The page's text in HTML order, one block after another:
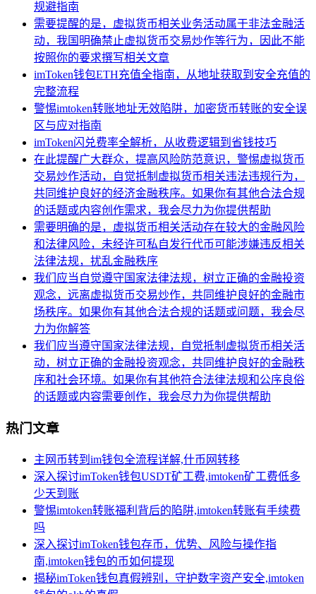
规避指南
需要提醒的是，虚拟货币相关业务活动属于非法金融活
动，我国明确禁止虚拟货币交易炒作等行为，因此不能
按照你的要求撰写相关文章
imToken钱包ETH充值全指南，从地址获取到安全充值的
完整流程
警惕imtoken转账地址无效陷阱，加密货币转账的安全误
区与应对指南
imToken闪兑费率全解析，从收费逻辑到省钱技巧
在此提醒广大群众，提高风险防范意识，警惕虚拟货币
交易炒作活动，自觉抵制虚拟货币相关违法违规行为，
共同维护良好的经济金融秩序。如果你有其他合法合规
的话题或内容创作需求，我会尽力为你提供帮助
需要明确的是，虚拟货币相关活动存在较大的金融风险
和法律风险，未经许可私自发行代币可能涉嫌违反相关
法律法规，扰乱金融秩序
我们应当自觉遵守国家法律法规，树立正确的金融投资
观念，远离虚拟货币交易炒作，共同维护良好的金融市
场秩序。如果你有其他合法合规的话题或问题，我会尽
力为你解答
我们应当遵守国家法律法规，自觉抵制虚拟货币相关活
动，树立正确的金融投资观念，共同维护良好的金融秩
序和社会环境。如果你有其他符合法律法规和公序良俗
的话题或内容需要创作，我会尽力为你提供帮助
热门文章
主网币转到im钱包全流程详解,什币网转移
深入探讨imToken钱包USDT矿工费,imtoken矿工费低多
少天到账
警惕imtoken转账福利背后的陷阱,imtoken转账有手续费
吗
深入探讨imToken钱包存币，优势、风险与操作指
南,imtoken钱包的币如何提现
揭秘imToken钱包真假辨别，守护数字资产安全,imtoken